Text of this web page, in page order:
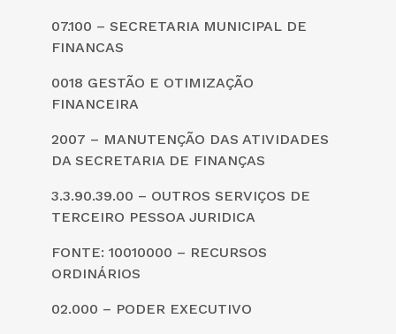
07.100 – SECRETARIA MUNICIPAL DE
FINANCAS
0018 GESTÃO E OTIMIZAÇÃO
FINANCEIRA
2007 – MANUTENÇÃO DAS ATIVIDADES
DA SECRETARIA DE FINANÇAS
3.3.90.39.00 – OUTROS SERVIÇOS DE
TERCEIRO PESSOA JURIDICA
FONTE: 10010000 – RECURSOS
ORDINÁRIOS
02.000 – PODER EXECUTIVO